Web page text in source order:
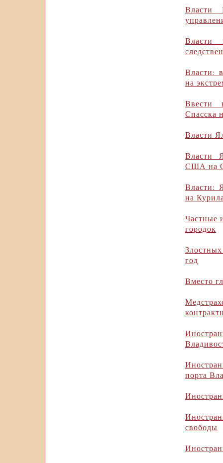
Власти
Власти
Власти:
на
Ввести
Спасска
Власти
Власти
США на
Власти:
на
Частные
городок
год
Вместо
порта
свободы